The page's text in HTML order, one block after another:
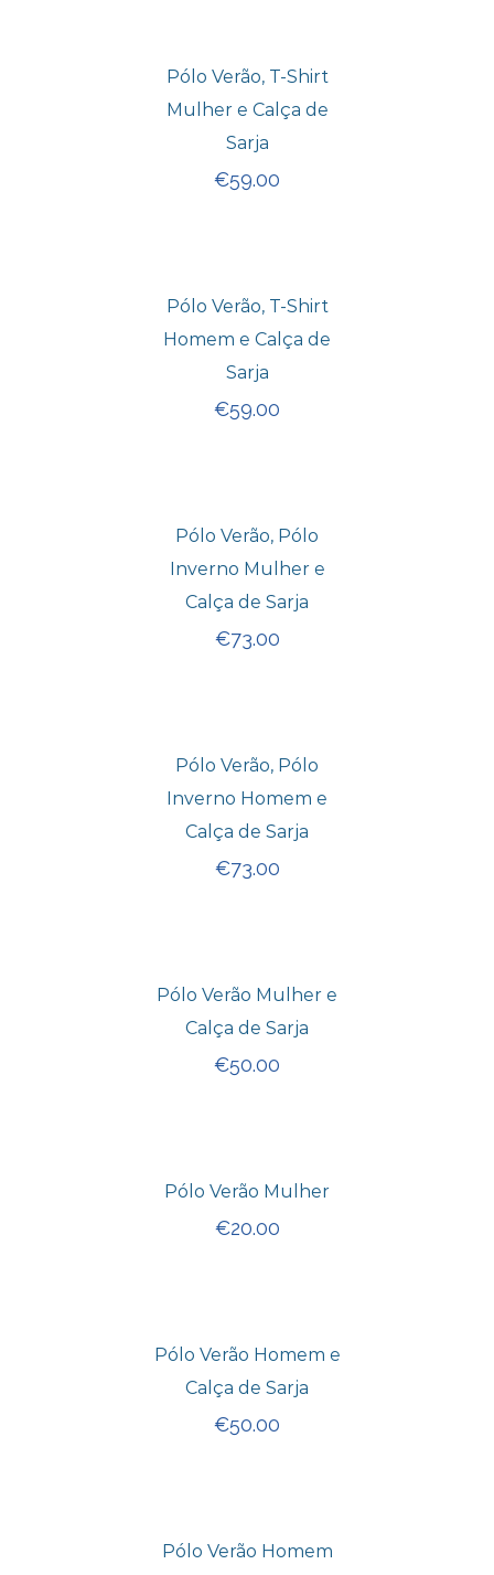
Pólo Verão, T-Shirt
Mulher e Calça de
Sarja
€59.00
Pólo Verão, T-Shirt
Homem e Calça de
Sarja
€59.00
Pólo Verão, Pólo
Inverno Mulher e
Calça de Sarja
€73.00
Pólo Verão, Pólo
Inverno Homem e
Calça de Sarja
€73.00
Pólo Verão Mulher e
Calça de Sarja
€50.00
Pólo Verão Mulher
€20.00
Pólo Verão Homem e
Calça de Sarja
€50.00
Pólo Verão Homem